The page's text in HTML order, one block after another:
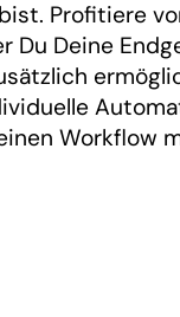
Profitiere
Deine
Workflow